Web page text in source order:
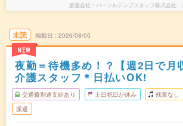
派遣会社 パーソルテンプスタッフ株式会社
未読
NEW
掲載日 2026/08/05
夜勤＝待機多め！？【週2日で月
介護スタッフ＊日払いOK!
交通費別途支給あり 土日祝日が休み 残業なし
派遣